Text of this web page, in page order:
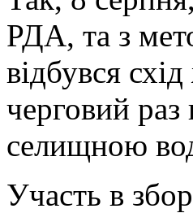
РДА, та з
відбувся
черговий раз
селищною
Участь в